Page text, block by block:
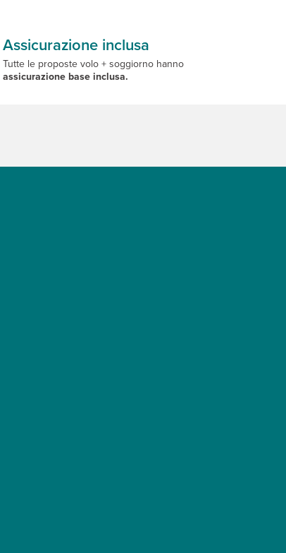
Assicurazione inclusa
Tutte le proposte volo + soggiorno hanno
assicurazione base inclusa.